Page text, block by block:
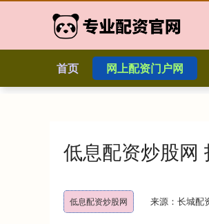
首页 网上配资门户网
低息配资炒股网
低息配资炒股网 来源：长城配